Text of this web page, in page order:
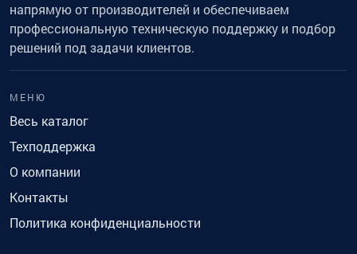
напрямую от производителей и обеспечиваем
профессиональную техническую поддержку и подбор
решений под задачи клиентов.
МЕНЮ
Весь каталог
Техподдержка
О компании
Контакты
Политика конфиденциальности